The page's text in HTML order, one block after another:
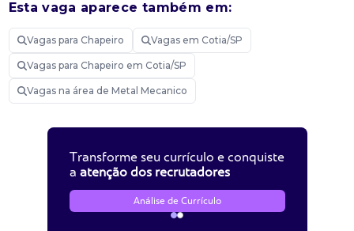
Esta vaga aparece também em:
Vagas para Chapeiro Vagas em Cotia/SP
Vagas para Chapeiro em Cotia/SP
Vagas na área de Metal Mecanico
Transforme seu currículo e conquiste
a atenção dos recrutadores
Análise de Currículo